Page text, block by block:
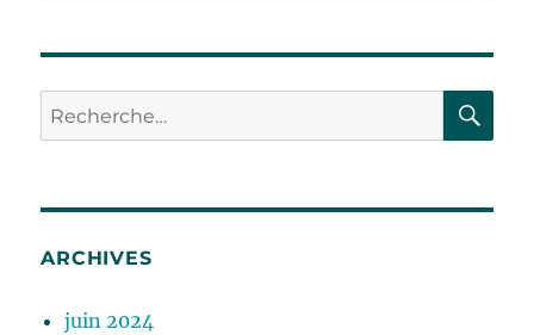
Recherche
pour :
ARCHIVES
juin 2024